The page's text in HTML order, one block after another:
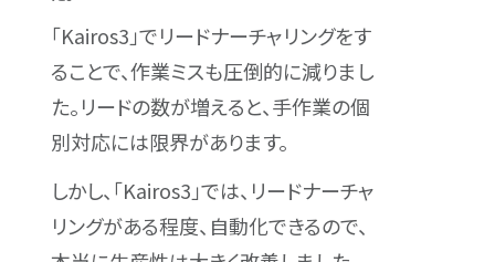
「Kairos3」でリードナーチャリングをす
ることで、作業ミスも圧倒的に減りまし
た。リードの数が増えると、手作業の個
別対応には限界があります。
しかし、「Kairos3」では、リードナーチャ
リングがある程度、自動化できるので、